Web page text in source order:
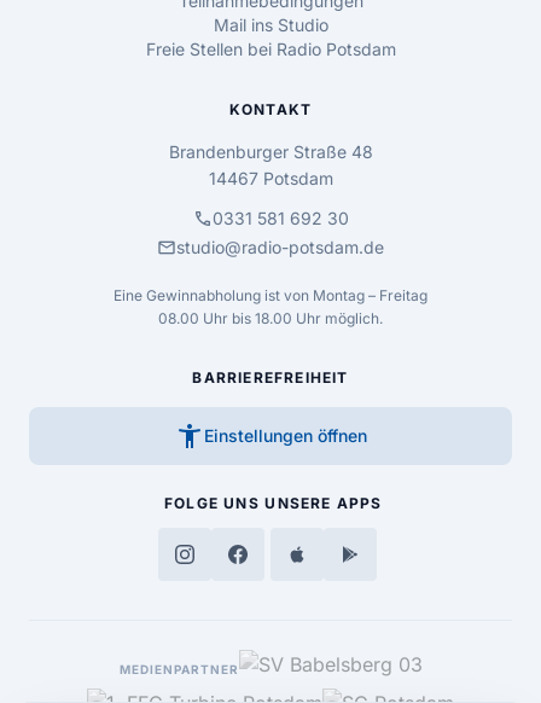
Mail ins Studio
Freie Stellen bei Radio Potsdam
KONTAKT
Brandenburger Straße 48
14467 Potsdam
call0331 581 692 30
mailstudio@radio-potsdam.de
Eine Gewinnabholung ist von Montag – Freitag
08.00 Uhr bis 18.00 Uhr möglich.
BARRIEREFREIHEIT
accessibility_new Einstellungen öffnen
FOLGE UNS UNSERE APPS
MEDIENPARTNER